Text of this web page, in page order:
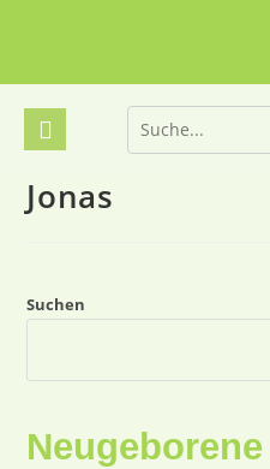
Jonas
Suchen
Neugeborene